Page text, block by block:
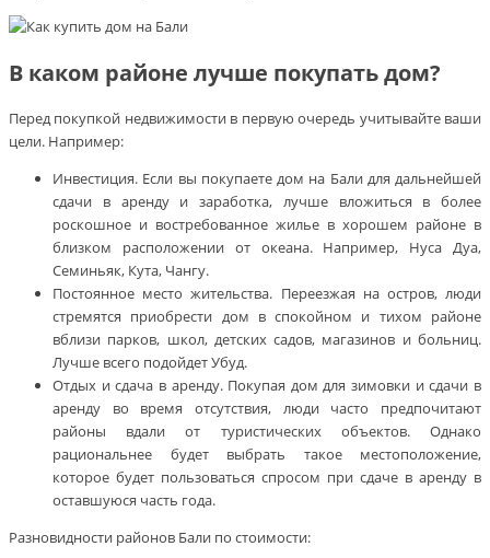
В каком районе лучше покупать дом?
Перед покупкой недвижимости в первую очередь учитывайте ваши
цели. Например:
Инвестиция. Если вы покупаете дом на Бали для дальнейшей
сдачи в аренду и заработка, лучше вложиться в более
роскошное и востребованное жилье в хорошем районе в
близком расположении от океана. Например, Нуса Дуа,
Семиньяк, Кута, Чангу.
Постоянное место жительства. Переезжая на остров, люди
стремятся приобрести дом в спокойном и тихом районе
вблизи парков, школ, детских садов, магазинов и больниц.
Лучше всего подойдет Убуд.
Отдых и сдача в аренду. Покупая дом для зимовки и сдачи в
аренду во время отсутствия, люди часто предпочитают
районы вдали от туристических объектов. Однако
рациональнее будет выбрать такое местоположение,
которое будет пользоваться спросом при сдаче в аренду в
оставшуюся часть года.
Разновидности районов Бали по стоимости: